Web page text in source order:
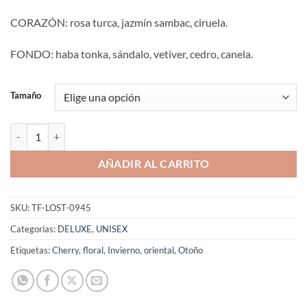
CORAZÓN: rosa turca, jazmín sambac, ciruela.
FONDO: haba tonka, sándalo, vetiver, cedro, canela.
Tamaño
AÑADIR AL CARRITO
SKU:TF-LOST-0945
Categorías: DELUXE, UNISEX
Etiquetas:Cherry,floral, Invierno,oriental,Otoño